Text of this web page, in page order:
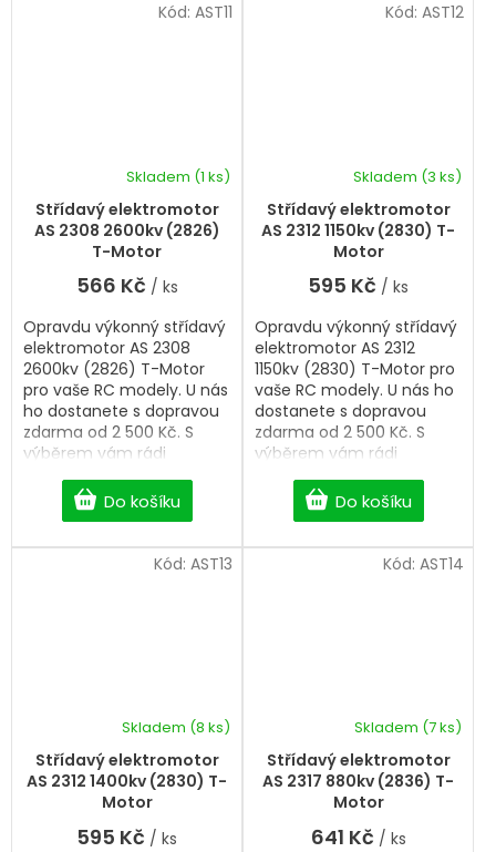
Střídavý elektromotor
AS 2308 2600kv (2826)
T-Motor
Skladem (1 ks)
566 Kč / ks
Do košíku
Opravdu výkonný střídavý
elektromotor AS 2308
2600kv (2826) T-Motor
pro vaše RC modely. U nás
ho dostanete s dopravou
zdarma od 2 500 Kč. S
výběrem vám rádi
Kód: AST11
Střídavý elektromotor
AS 2312 1150kv (2830) T-
Motor
Skladem (3 ks)
595 Kč / ks
Do košíku
Opravdu výkonný střídavý
elektromotor AS 2312
1150kv (2830) T-Motor pro
vaše RC modely. U nás ho
dostanete s dopravou
zdarma od 2 500 Kč. S
výběrem vám rádi
Kód: AST12
Střídavý elektromotor
AS 2312 1400kv (2830) T-
Motor
Skladem (8 ks)
595 Kč / ks
Kód: AST13
Střídavý elektromotor
AS 2317 880kv (2836) T-
Motor
Skladem (7 ks)
641 Kč / ks
Kód: AST14